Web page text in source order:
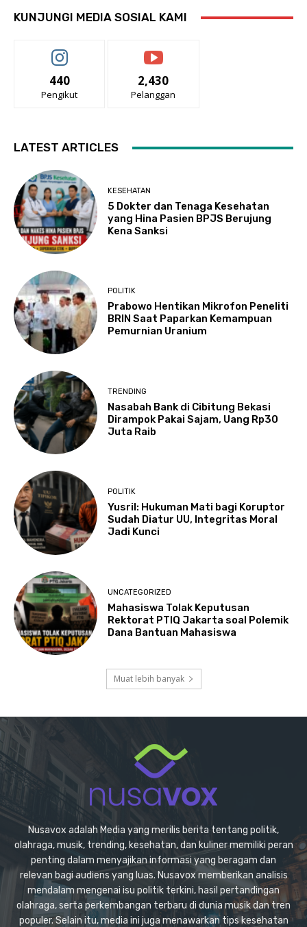
KUNJUNGI MEDIA SOSIAL KAMI
440
Pengikut
2,430
Pelanggan
LATEST ARTICLES
KESEHATAN
5 Dokter dan Tenaga Kesehatan
yang Hina Pasien BPJS Berujung
Kena Sanksi
POLITIK
Prabowo Hentikan Mikrofon Peneliti
BRIN Saat Paparkan Kemampuan
Pemurnian Uranium
TRENDING
Nasabah Bank di Cibitung Bekasi
Dirampok Pakai Sajam, Uang Rp30
Juta Raib
POLITIK
Yusril: Hukuman Mati bagi Koruptor
Sudah Diatur UU, Integritas Moral
Jadi Kunci
UNCATEGORIZED
Mahasiswa Tolak Keputusan
Rektorat PTIQ Jakarta soal Polemik
Dana Bantuan Mahasiswa
Muat lebih banyak
Nusavox adalah Media yang merilis berita tentang politik,
olahraga, musik, trending, kesehatan, dan kuliner memiliki peran
penting dalam menyajikan informasi yang beragam dan
relevan bagi audiens yang luas. Nusavox memberikan analisis
mendalam mengenai isu politik terkini, hasil pertandingan
olahraga, serta perkembangan terbaru di dunia musik dan tren
populer. Selain itu, media ini juga menawarkan tips kesehatan